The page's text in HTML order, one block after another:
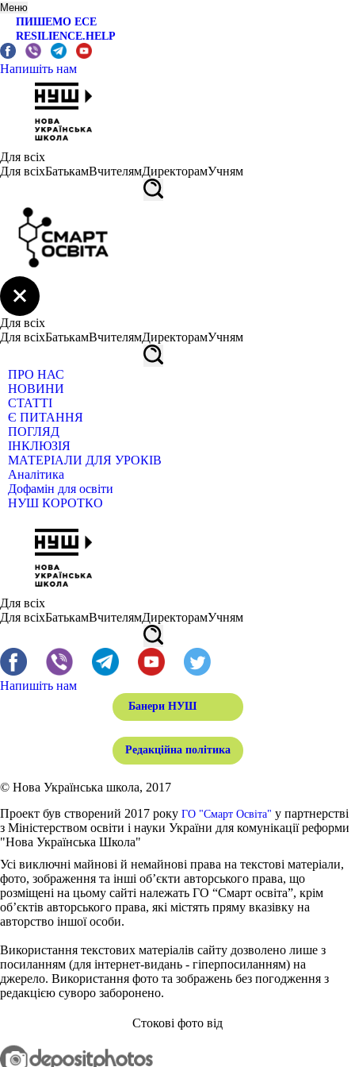
Меню
ПИШЕМО ЕСЕ
RESILIENCE.HELP
Напишіть нам
Для всіх
Для всіхБатькамВчителямДиректорамУчням
Для всіх
Для всіхБатькамВчителямДиректорамУчням
ПРО НАС
НОВИНИ
СТАТТІ
Є ПИТАННЯ
ПОГЛЯД
ІНКЛЮЗІЯ
МАТЕРІАЛИ ДЛЯ УРОКІВ
Аналітика
Дофамін для освіти
НУШ КОРОТКО
Для всіх
Для всіхБатькамВчителямДиректорамУчням
Напишіть нам
Банери НУШ
Редакційна політика
© Нова Українська школа, 2017
Проект був створений 2017 року ГО "Смарт Освіта" у партнерстві
з Міністерством освіти і науки України для комунікації реформи
"Нова Українська Школа"
Усі виключні майнові й немайнові права на текстові матеріали,
фото, зображення та інші об’єкти авторського права, що
розміщені на цьому сайті належать ГО “Смарт освіта”, крім
об’єктів авторського права, які містять пряму вказівку на
авторство іншої особи.
Використання текстових матеріалів сайту дозволено лише з
посиланням (для інтернет-видань - гіперпосиланням) на
джерело. Використання фото та зображень без погодження з
редакцією суворо заборонено.
Стокові фото від